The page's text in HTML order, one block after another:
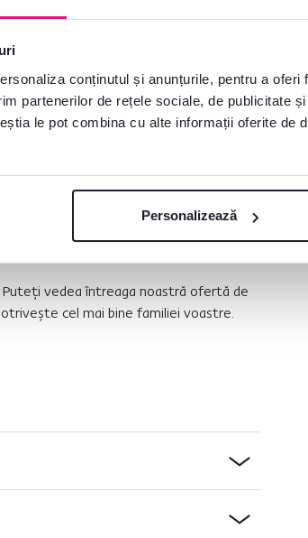
conținutul și anunțurile, pentru a
partenerilor de rețele sociale, de publicitate
le pot combina cu alte informații oferite de
Personalizează
este disponibil în mai multe
vedea întreaga noastră ofertă de
cel mai bine familiei voastre.